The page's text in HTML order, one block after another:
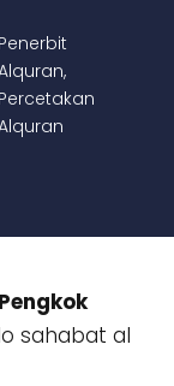
Penerbit
,
Percetakan
sahabat al